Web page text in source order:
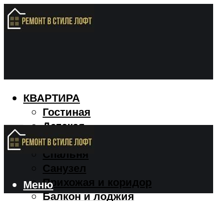
КВАРТИРА
Гостиная
Детская
Кухня
Спальня
Санузел
Прихожая и коридор
Балкон и лоджия
Меню